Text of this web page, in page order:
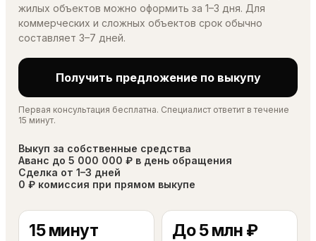
жилых объектов можно оформить за 1–3 дня. Для
коммерческих и сложных объектов срок обычно
составляет 3–7 дней.
Получить предложение по выкупу
Первая консультация бесплатна. Специалист ответит в течение
15 минут.
Выкуп за собственные средства
Аванс до 5 000 000 ₽ в день обращения
Сделка от 1–3 дней
0 ₽ комиссия при прямом выкупе
15 минут До 5 млн ₽